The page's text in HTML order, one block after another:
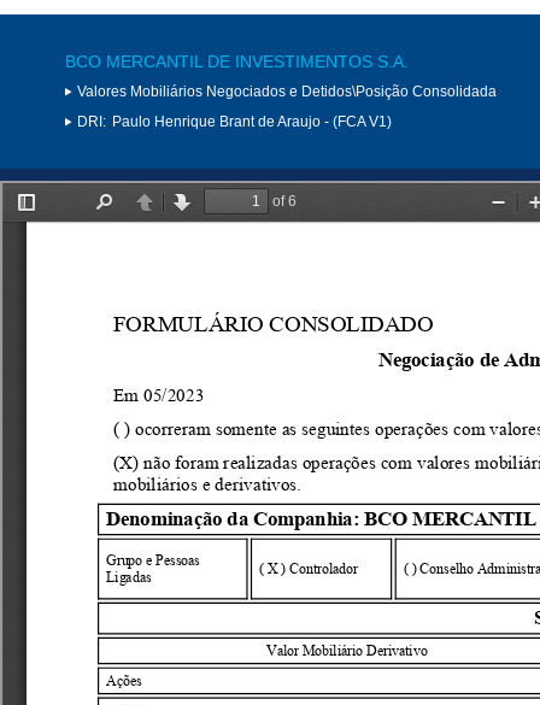
BCO MERCANTIL DE INVESTIMENTOS S.A.
Valores Mobiliários Negociados e Detidos\Posição Consolidada
DRI: Paulo Henrique Brant de Araujo - (FCA V1)